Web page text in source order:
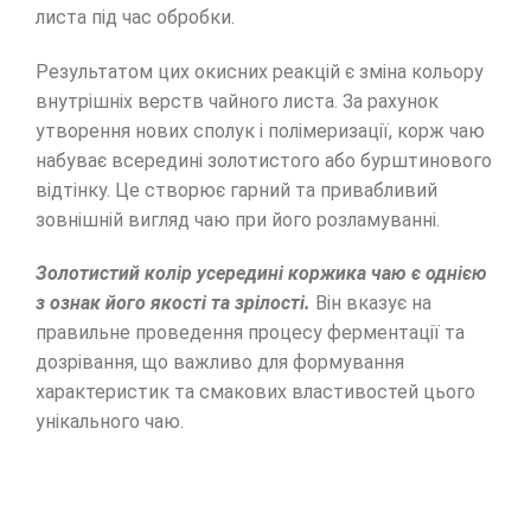
листа під час обробки.
Результатом цих окисних реакцій є зміна кольору
внутрішніх верств чайного листа. За рахунок
утворення нових сполук і полімеризації, корж чаю
набуває всередині золотистого або бурштинового
відтінку. Це створює гарний та привабливий
зовнішній вигляд чаю при його розламуванні.
Золотистий колір усередині коржика чаю є однією
з ознак його якості та зрілості. Він вказує на
правильне проведення процесу ферментації та
дозрівання, що важливо для формування
характеристик та смакових властивостей цього
унікального чаю.